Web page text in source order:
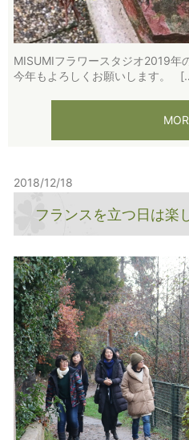
MISUMIフラワースタジオ2019年
今年もよろしくお願いします。
2018/12/18
フランスを立つ日は楽